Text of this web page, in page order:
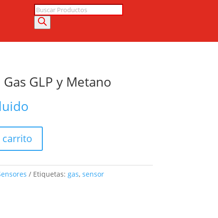
Búsqueda
de
productos
GLP y Metano
carrito
Etiquetas: gas, sensor